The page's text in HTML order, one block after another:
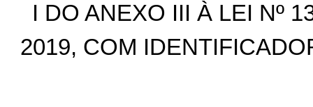
I DO ANEXO III À LEI Nº
2019, COM